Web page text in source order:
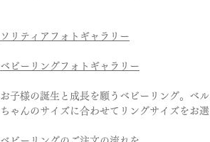
ソリティアフォトギャラリー
ベビーリングフォトギャラリー
お子様の誕生と成長を願うベビーリング。ベ
ちゃんのサイズに合わせてリングサイズをお選